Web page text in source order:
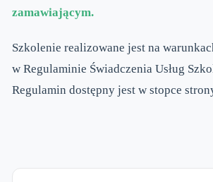
zamawiającym.
Szkolenie realizowane jest na
w Regulaminie Świadczenia Usług
Regulamin dostępny jest w stopce